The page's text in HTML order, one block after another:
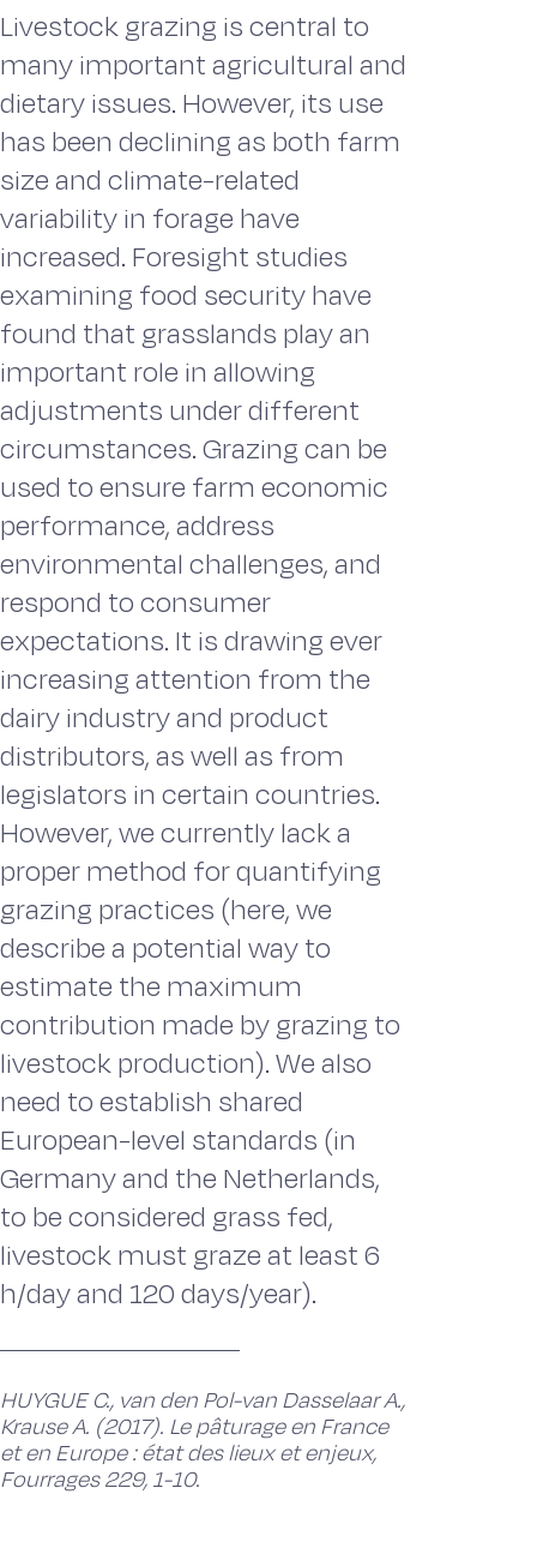
Livestock grazing is central to
many important agricultural and
dietary issues. However, its use
has been declining as both farm
size and climate-related
variability in forage have
increased. Foresight studies
examining food security have
found that grasslands play an
important role in allowing
adjustments under different
circumstances. Grazing can be
used to ensure farm economic
performance, address
environmental challenges, and
respond to consumer
expectations. It is drawing ever
increasing attention from the
dairy industry and product
distributors, as well as from
legislators in certain countries.
However, we currently lack a
proper method for quantifying
grazing practices (here, we
describe a potential way to
estimate the maximum
contribution made by grazing to
livestock production). We also
need to establish shared
European-level standards (in
Germany and the Netherlands,
to be considered grass fed,
livestock must graze at least 6
h/day and 120 days/year).
HUYGUE C., van den Pol-van Dasselaar A.,
Krause A. (2017). Le pâturage en France
et en Europe : état des lieux et enjeux,
Fourrages 229, 1-10.